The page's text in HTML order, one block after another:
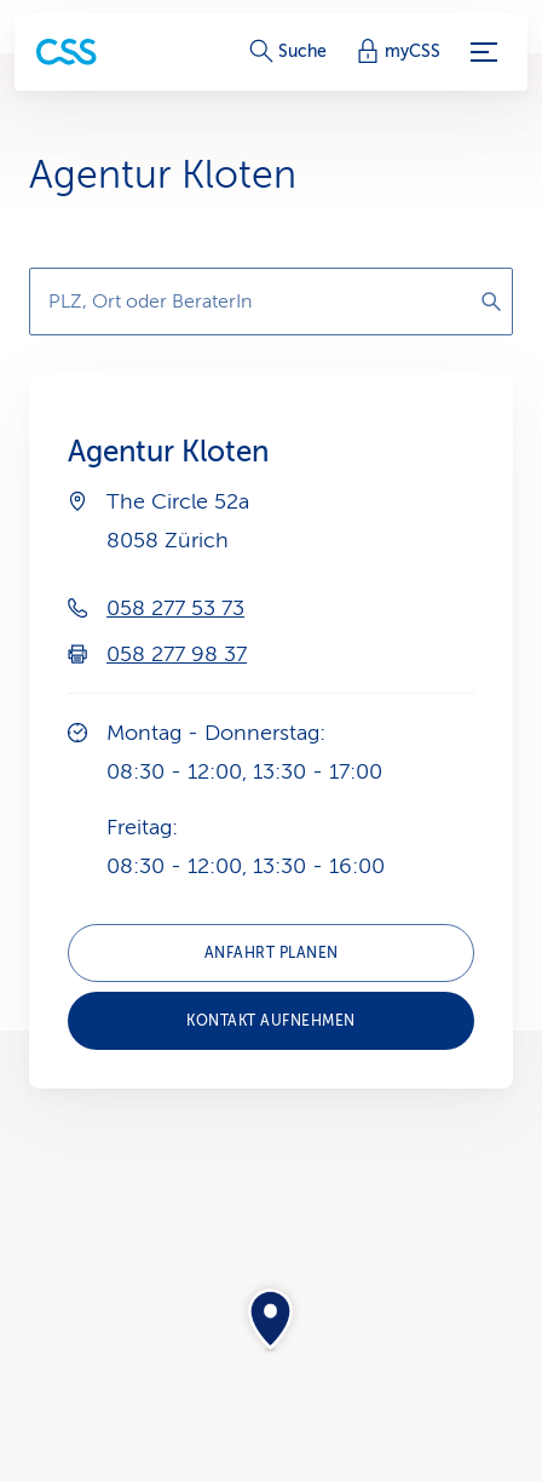
S
c
e
L
Suche myCSS
Agentur Kloten
PLZ, Ort oder BeraterIn
Agentur Kloten
The Circle 52a
8058 Zürich
058 277 53 73
058 277 98 37
Montag - Donnerstag:
08:30 - 12:00, 13:30 - 17:00
Freitag:
08:30 - 12:00, 13:30 - 16:00
ANFAHRT PLANEN
KONTAKT AUFNEHMEN